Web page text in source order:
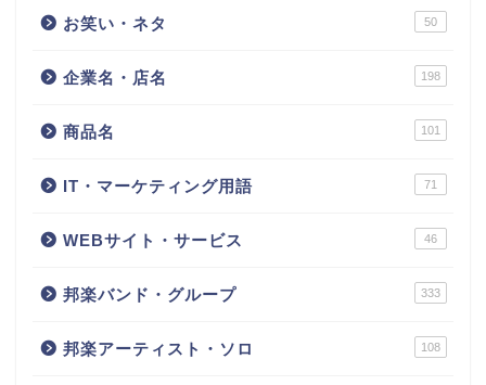
お笑い・ネタ 50
企業名・店名 198
商品名 101
IT・マーケティング用語 71
WEBサイト・サービス 46
邦楽バンド・グループ 333
邦楽アーティスト・ソロ 108